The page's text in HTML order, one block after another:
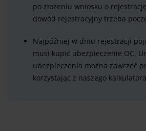
po złożeniu wniosku o
dowód rejestracyjny trzeba
Najpóźniej w dniu rejestracji
musi kupić ubezpieczenie OC.
ubezpieczenia można zawrzeć
korzystając z naszego